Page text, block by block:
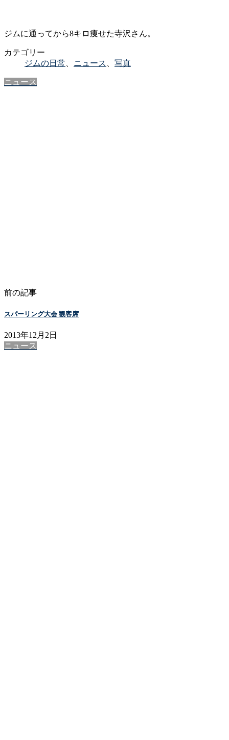
ジムに通ってから8キロ痩せた寺沢さん。
カテゴリー
ジムの日常
ニュース 写真
ニュース
前の記事
スパーリング大会 観客席
2013年12月2日
ニュース